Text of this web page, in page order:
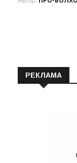
РЕКЛАМА